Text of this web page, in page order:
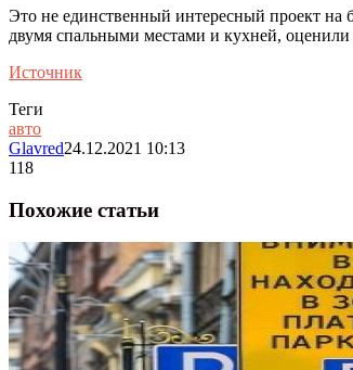
Это не единственный интересный проект на
двумя спальными местами и кухней,
Источник
Теги
авто
Glavred24.12.2021 10:13
118
Похожие статьи